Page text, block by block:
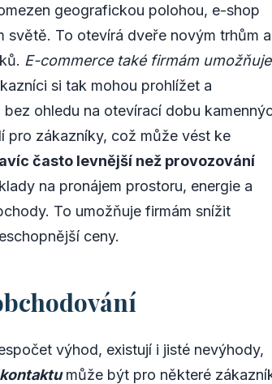
geografickou polohou, e-shop
světě. To otevírá dveře novým trhům a
E-commerce také firmám umožňuje
si tak mohou prohlížet a
ohledu na otevírací dobu
pro zákazníky, což může vést ke
často levnější než provozování
na pronájem prostoru, energie a
To umožňuje firmám snížit
ceny.
výhod, existují i jisté nevýhody,
může být pro některé